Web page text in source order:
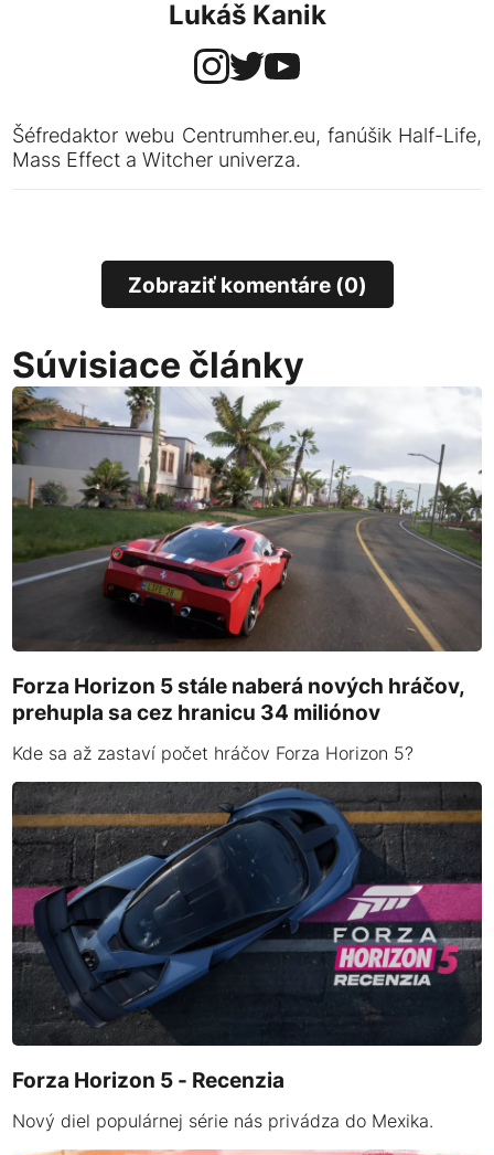
Lukáš Kanik
Šéfredaktor webu Centrumher.eu, fanúšik Half-Life,
Mass Effect a Witcher univerza.
Zobraziť komentáre (0)
Súvisiace články
Forza Horizon 5 stále naberá nových hráčov,
prehupla sa cez hranicu 34 miliónov
Kde sa až zastaví počet hráčov Forza Horizon 5?
Forza Horizon 5 - Recenzia
Nový diel populárnej série nás privádza do Mexika.